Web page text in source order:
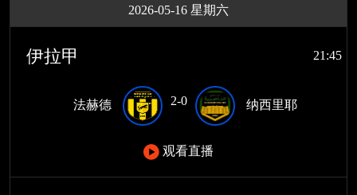
2026-05-16 星期六
伊拉甲 21:45
法赫德 2-0 纳西里耶
观看直播